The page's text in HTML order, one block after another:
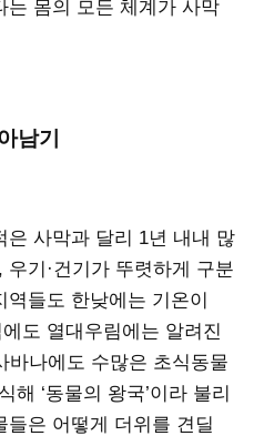
는 몸의 모든 체계가 사막
남기
은 사막과 달리 1년 내내 많
기·건기가 뚜렷하게 구분
들도 한낮에는 기온이
도 열대우림에는 알려진
바나에도 수많은 초식동물
해 ‘동물의 왕국’이라 불리
은 어떻게 더위를 견딜